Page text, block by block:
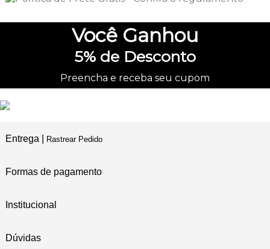
Você Ganhou
5%de Desconto
Preencha e receba seu cupom
Entrega | Rastrear Pedido
Formas de pagamento
Institucional
Dúvidas